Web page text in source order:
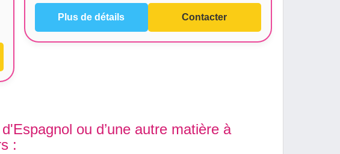
Plus de détails Contacter
ou d’une autre matière à
: